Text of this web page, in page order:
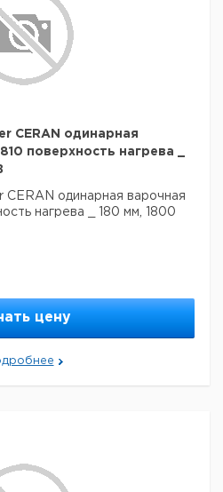
CERAN одинарная
поверхность нагрева _
CERAN одинарная варочная
нагрева _ 180 мм, 1800
цену